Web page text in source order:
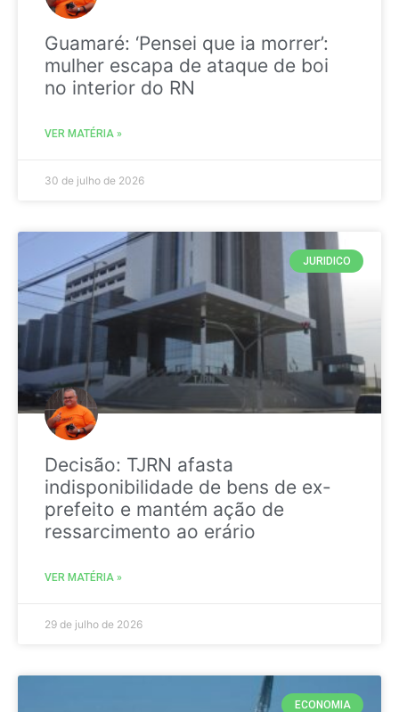
Guamaré: ‘Pensei que ia morrer’:
mulher escapa de ataque de boi
no interior do RN
VER MATÉRIA »
30 de julho de 2026
JURIDICO
Decisão: TJRN afasta
indisponibilidade de bens de ex-
prefeito e mantém ação de
ressarcimento ao erário
VER MATÉRIA »
29 de julho de 2026
ECONOMIA